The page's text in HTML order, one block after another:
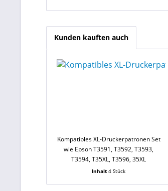
Kunden kauften auch
Kompatibles XL-Druckerpatronen Set
wie Epson T3591, T3592, T3593,
T3594, T35XL, T3596, 35XL
Inhalt4 Stück